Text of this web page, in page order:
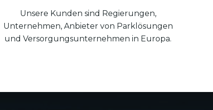
Unsere Kunden sind Regierungen,
Unternehmen, Anbieter von Parklösungen
und Versorgungsunternehmen in Europa.